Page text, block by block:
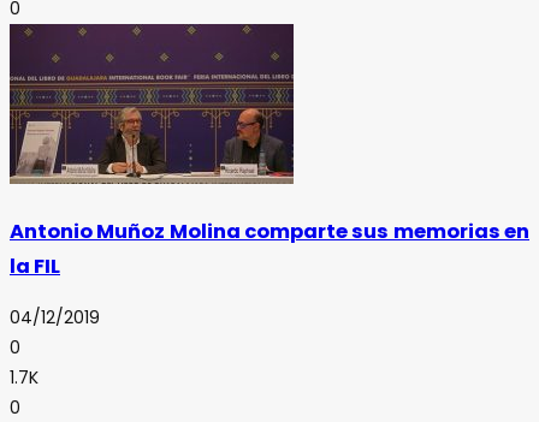
0
Antonio Muñoz Molina comparte sus memorias en
la FIL
04/12/2019
0
1.7K
0